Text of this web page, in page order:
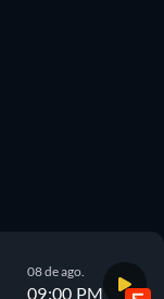
08 de ago.
09:00 PM